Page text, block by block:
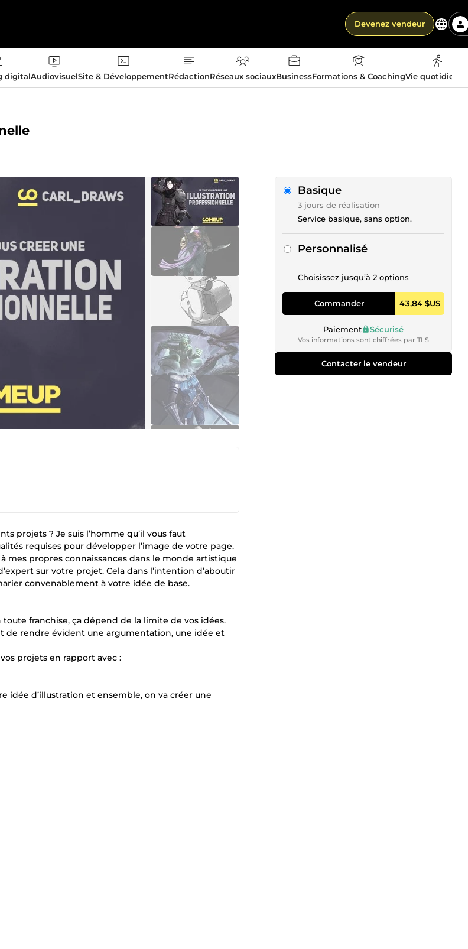
Devenez vendeur
digitalAudiovisuelSite & DéveloppementRédactionRéseaux sociauxBusinessFormations & CoachingVie
projets ? Je suis l’homme qu’il vous faut
requises pour développer l’image de votre page.
mes propres connaissances dans le monde artistique
sur votre projet. Cela dans l’intention d’aboutir
convenablement à votre idée de base.
franchise, ça dépend de la limite de vos idées.
de rendre évident une argumentation, une idée et
projets en rapport avec :
idée d’illustration et ensemble, on va créer une
Basique
3 jours de réalisation
Service basique, sans option.
Personnalisé
Choisissez jusqu’à 2 options
Commander 43,84 $US
Paiement Sécurisé
Vos informations sont chiffrées par TLS
Contacter le vendeur